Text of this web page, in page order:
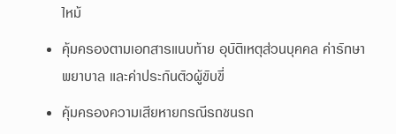
ไหม้
คุ้มครองตามเอกสารแนบท้าย อุบัติเหตุส่วนบุคคล ค่ารักษา
พยาบาล และค่าประกันตัวผู้ขับขี่
คุ้มครองความเสียหายกรณีรถชนรถ